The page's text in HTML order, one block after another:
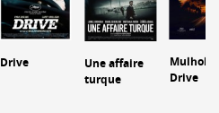
Drive
Une affaire
turque
Drive